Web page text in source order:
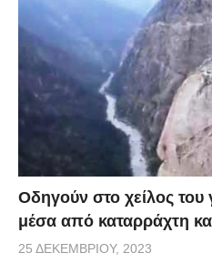
Οδηγούν στο χείλος
μέσα από καταρράχτη
25 ΔΕΚΕΜΒΡΊΟΥ, 2023